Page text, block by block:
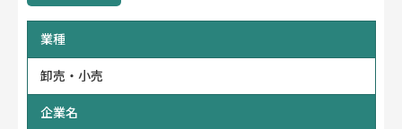
プライバシーポリシー
業種
卸売・小売
企業名